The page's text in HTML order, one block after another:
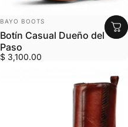
MARCA:
BAYO BOOTS
Botín Casual Dueño del
Paso
$ 3,100.00